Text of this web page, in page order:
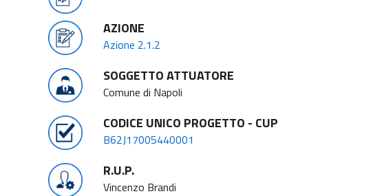
AZIONE
Azione 2.1.2
SOGGETTO ATTUATORE
Comune di Napoli
CODICE UNICO PROGETTO - CUP
B62J17005440001
R.U.P.
Vincenzo Brandi